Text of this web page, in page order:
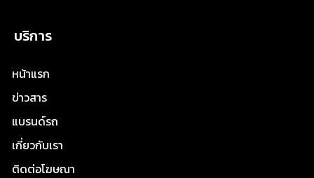
บริการ
หน้าแรก
ข่าวสาร
แบรนด์รถ
เกี่ยวกับเรา
ติดต่อโฆษณา